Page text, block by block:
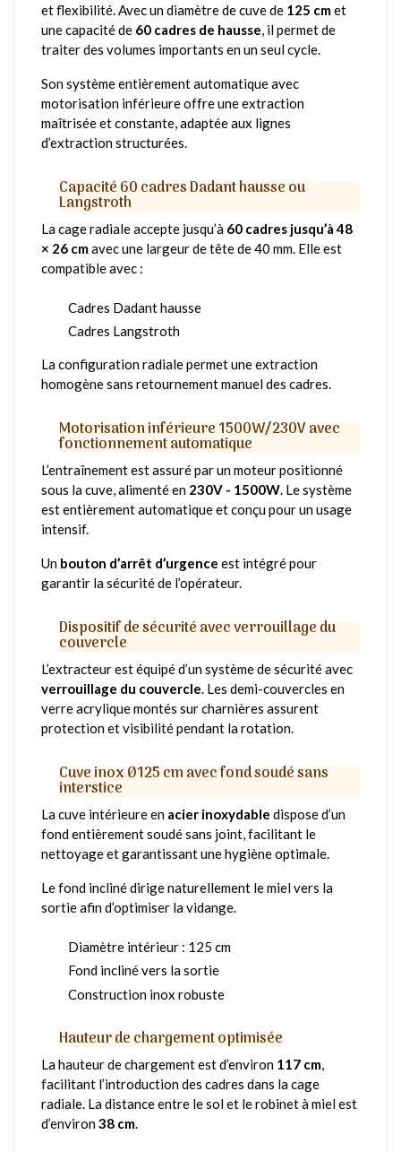
et flexibilité. Avec un diamètre de cuve de 125 cmet
une capacité de 60 cadres de hausse, il permet de
traiter des volumes importants en un seul cycle.
Son système entièrement automatique avec
motorisation inférieure offre une extraction
maîtrisée et constante, adaptée aux lignes
d’extraction structurées.
Capacité 60 cadres Dadant hausse ou
Langstroth
La cage radiale accepte jusqu’à 60 cadres jusqu’à 48
× 26 cmavec une largeur de tête de 40 mm. Elle est
compatible avec :
Cadres Dadant hausse
Cadres Langstroth
La configuration radiale permet une extraction
homogène sans retournement manuel des cadres.
Motorisation inférieure 1500W/230V avec
fonctionnement automatique
L’entraînement est assuré par un moteur positionné
sous la cuve, alimenté en 230V - 1500W. Le système
est entièrement automatique et conçu pour un usage
intensif.
Un bouton d’arrêt d’urgence est intégré pour
garantir la sécurité de l’opérateur.
Dispositif de sécurité avec verrouillage du
couvercle
L’extracteur est équipé d’un système de sécurité avec
verrouillage du couvercle. Les demi-couvercles en
verre acrylique montés sur charnières assurent
protection et visibilité pendant la rotation.
Cuve inox Ø125 cm avec fond soudé sans
interstice
La cuve intérieure en acier inoxydable dispose d’un
fond entièrement soudé sans joint, facilitant le
nettoyage et garantissant une hygiène optimale.
Le fond incliné dirige naturellement le miel vers la
sortie afin d’optimiser la vidange.
Diamètre intérieur : 125 cm
Fond incliné vers la sortie
Construction inox robuste
Hauteur de chargement optimisée
La hauteur de chargement est d’environ 117 cm,
facilitant l’introduction des cadres dans la cage
radiale. La distance entre le sol et le robinet à miel est
d’environ38 cm.